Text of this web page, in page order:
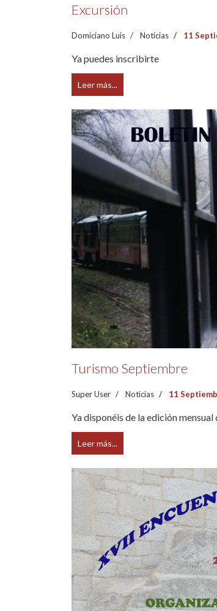
Excursión
Domiciano Luis Noticias 11
Ya puedes inscribirte
Leer más...
Turismo Septiembre
Super User Noticias 11
Ya disponéis de la edición
Leer más...